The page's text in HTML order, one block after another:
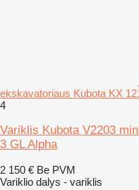
ekskavatoriaus Kubota KX
4
Variklis Kubota V2203
3 GL Alpha
2 150 € Be PVM
Variklio dalys - variklis